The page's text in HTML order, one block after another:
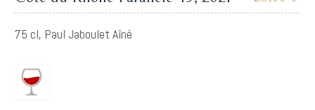
75 cl, Paul Jaboulet Aîné